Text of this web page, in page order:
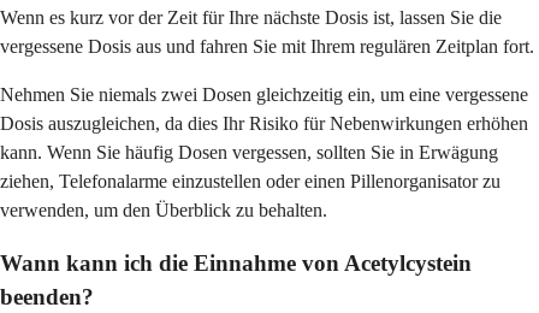
Wenn es kurz vor der Zeit für Ihre nächste Dosis ist, lassen Sie die
vergessene Dosis aus und fahren Sie mit Ihrem regulären Zeitplan fort.
Nehmen Sie niemals zwei Dosen gleichzeitig ein, um eine vergessene
Dosis auszugleichen, da dies Ihr Risiko für Nebenwirkungen erhöhen
kann. Wenn Sie häufig Dosen vergessen, sollten Sie in Erwägung
ziehen, Telefonalarme einzustellen oder einen Pillenorganisator zu
verwenden, um den Überblick zu behalten.
Wann kann ich die Einnahme von Acetylcystein
beenden?